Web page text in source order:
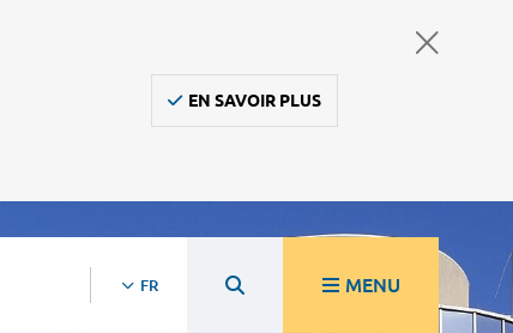
EN SAVOIR PLUS
FR MENU